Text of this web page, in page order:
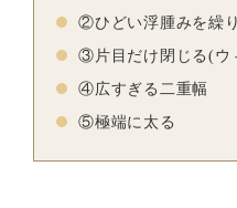
②ひどい浮腫みを繰
③片目だけ閉じる(ウ
④広すぎる二重幅
⑤極端に太る